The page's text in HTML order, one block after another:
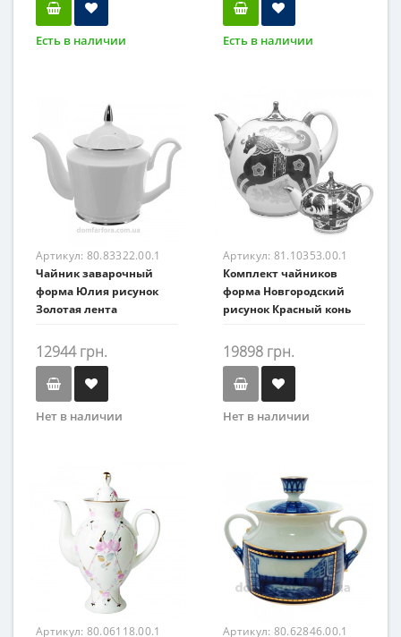
Есть в наличии Есть в наличии
Артикул: 80.83322.00.1
Чайник заварочный
форма Юлия рисунок
Золотая лента
12944 грн.
Нет в наличии
Артикул: 81.10353.00.1
Комплект чайников
форма Новгородский
рисунок Красный конь
19898 грн.
Нет в наличии
Артикул: 80.06118.00.1 Артикул: 80.62846.00.1